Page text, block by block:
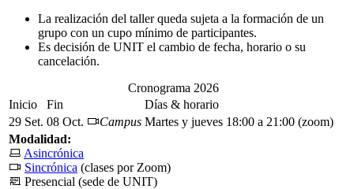
La realización del taller queda sujeta a la formación de un
grupo con un cupo mínimo de participantes.
Es decisión de UNIT el cambio de fecha, horario o su
cancelación.
Cronograma 2026
Inicio
Fin
Días & horario
29 Set. 08 Oct. Campus Martes y jueves 18:00 a 21:00 (zoom)
Modalidad:
Asincrónica
Sincrónica (clases por Zoom)
Presencial (sede de UNIT)